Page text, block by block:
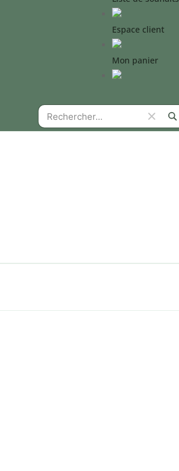
Espace client
Mon panier